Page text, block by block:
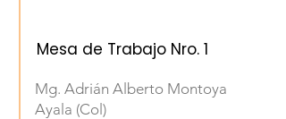
Mesa de Trabajo Nro. 1
Mg. Adrián Alberto Montoya
Ayala (Col)